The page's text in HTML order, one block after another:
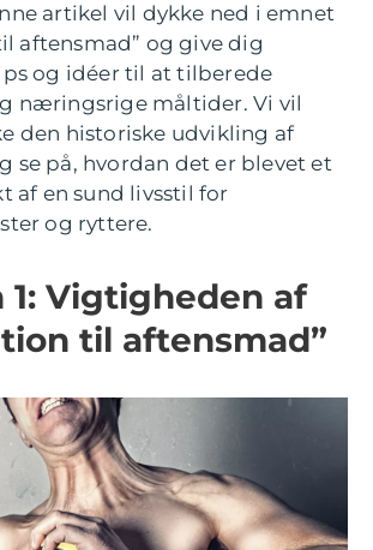
artikel vil dykke ned i emnet
aftensmad” og give dig
og idéer til at tilberede
næringsrige måltider. Vi vil
den historiske udvikling af
se på, hvordan det er blevet et
af en sund livsstil for
og ryttere.
1: Vigtigheden af
til aftensmad”